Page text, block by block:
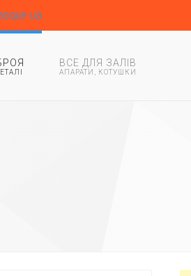
ВСЕ ДЛЯ ЗАЛІВ
АПАРАТИ, КОТУШКИ